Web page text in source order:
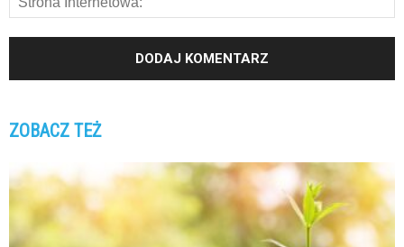
ZOBACZ TEŻ